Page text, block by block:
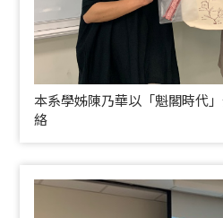
本系學姊陳乃華以「魁閣時代
絡